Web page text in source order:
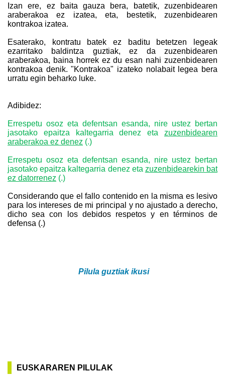
Izan ere, ez baita gauza bera, batetik, zuzenbidearen
araberakoa ez izatea, eta, bestetik, zuzenbidearen
kontrakoa izatea.
Esaterako, kontratu batek ez baditu betetzen legeak
ezarritako baldintza guztiak, ez da zuzenbidearen
araberakoa, baina horrek ez du esan nahi zuzenbidearen
kontrakoa denik. "Kontrakoa" izateko nolabait legea bera
urratu egin beharko luke.
Adibidez:
Errespetu osoz eta defentsan esanda, nire ustez bertan
jasotako epaitza kaltegarria denez eta zuzenbidearen
araberakoa ez denez (.)
Errespetu osoz eta defentsan esanda, nire ustez bertan
jasotako epaitza kaltegarria denez eta zuzenbidearekin bat
ez datorrenez (.)
Considerando que el fallo contenido en la misma es lesivo
para los intereses de mi principal y no ajustado a derecho,
dicho sea con los debidos respetos y en términos de
defensa (.)
Pilula guztiak ikusi
EUSKARAREN PILULAK